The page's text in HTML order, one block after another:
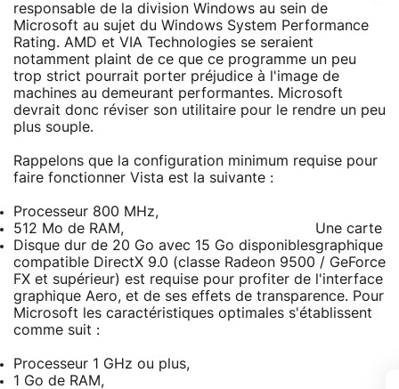
responsable de la division Windows au sein de
Microsoft au sujet du Windows System Performance
Rating. AMD et VIA Technologies se seraient
notamment plaint de ce que ce programme un peu
trop strict pourrait porter préjudice à l'image de
machines au demeurant performantes. Microsoft
devrait donc réviser son utilitaire pour le rendre un peu
plus souple.
Rappelons que la configuration minimum requise pour
faire fonctionner Vista est la suivante :
Processeur 800 MHz,
512 Mo de RAM,
Disque dur de 20 Go avec 15 Go disponibles
Une carte
graphique
compatible DirectX 9.0 (classe Radeon 9500 / GeForce
FX et supérieur) est requise pour profiter de l'interface
graphique Aero, et de ses effets de transparence. Pour
Microsoft les caractéristiques optimales s'établissent
comme suit :
Processeur 1 GHz ou plus,
1 Go de RAM,